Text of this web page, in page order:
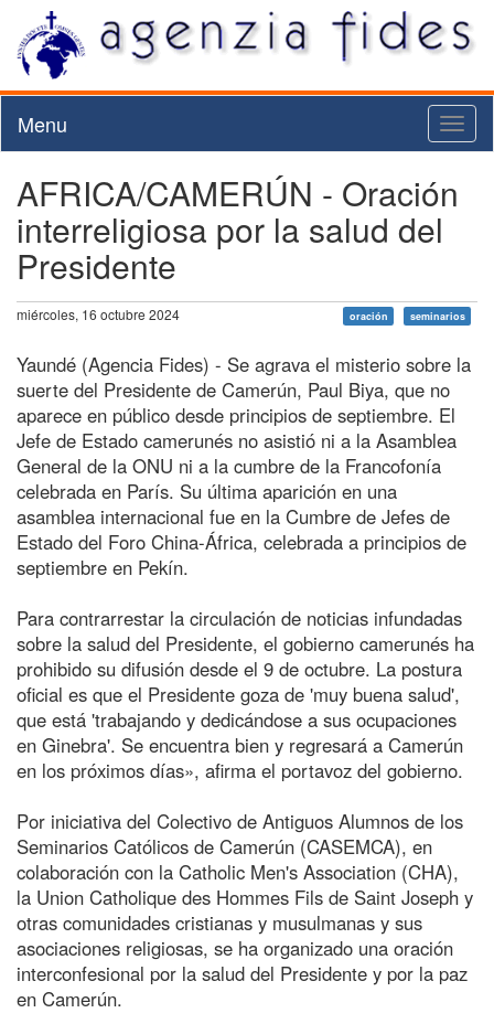
Menu
AFRICA/CAMERÚN - Oración
interreligiosa por la salud del
Presidente
miércoles, 16 octubre 2024 oración seminarios
Yaundé (Agencia Fides) - Se agrava el misterio sobre la
suerte del Presidente de Camerún, Paul Biya, que no
aparece en público desde principios de septiembre. El
Jefe de Estado camerunés no asistió ni a la Asamblea
General de la ONU ni a la cumbre de la Francofonía
celebrada en París. Su última aparición en una
asamblea internacional fue en la Cumbre de Jefes de
Estado del Foro China-África, celebrada a principios de
septiembre en Pekín.
Para contrarrestar la circulación de noticias infundadas
sobre la salud del Presidente, el gobierno camerunés ha
prohibido su difusión desde el 9 de octubre. La postura
oficial es que el Presidente goza de 'muy buena salud',
que está 'trabajando y dedicándose a sus ocupaciones
en Ginebra'. Se encuentra bien y regresará a Camerún
en los próximos días», afirma el portavoz del gobierno.
Por iniciativa del Colectivo de Antiguos Alumnos de los
Seminarios Católicos de Camerún (CASEMCA), en
colaboración con la Catholic Men's Association (CHA),
la Union Catholique des Hommes Fils de Saint Joseph y
otras comunidades cristianas y musulmanas y sus
asociaciones religiosas, se ha organizado una oración
interconfesional por la salud del Presidente y por la paz
en Camerún.